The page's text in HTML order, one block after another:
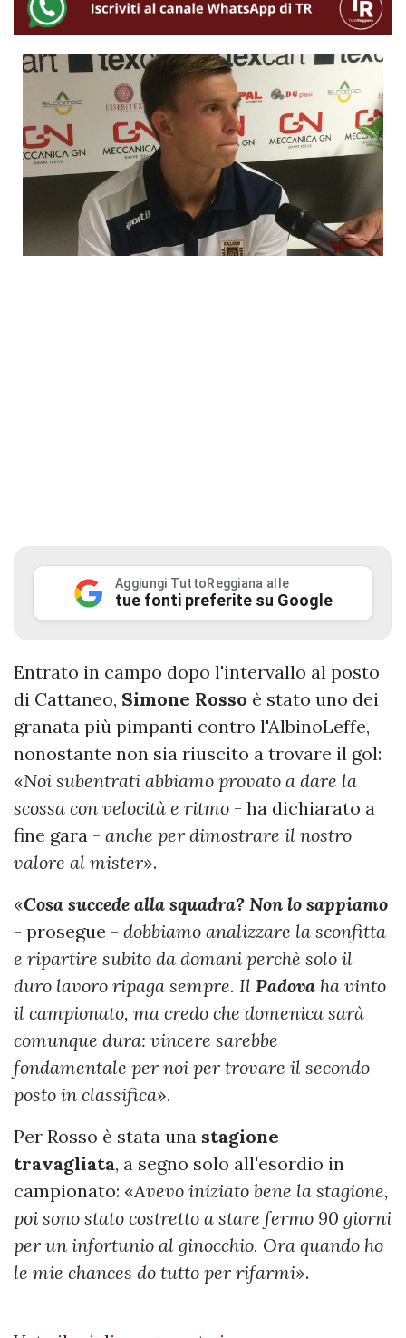
Aggiungi TuttoReggiana alle
tue fonti preferite su Google
Entrato in campo dopo l'intervallo al posto
di Cattaneo, Simone Rosso è stato uno dei
granata più pimpanti contro l'AlbinoLeffe,
nonostante non sia riuscito a trovare il gol:
«Noi subentrati abbiamo provato a dare la
scossa con velocità e ritmo - ha dichiarato a
fine gara - anche per dimostrare il nostro
valore al mister».
«Cosa succede alla squadra? Non lo sappiamo
- prosegue - dobbiamo analizzare la sconfitta
e ripartire subito da domani perchè solo il
duro lavoro ripaga sempre. Il Padova ha vinto
il campionato, ma credo che domenica sarà
comunque dura: vincere sarebbe
fondamentale per noi per trovare il secondo
posto in classifica».
Per Rosso è stata una stagione
travagliata, a segno solo all'esordio in
campionato: «Avevo iniziato bene la stagione,
poi sono stato costretto a stare fermo 90 giorni
per un infortunio al ginocchio. Ora quando ho
le mie chances do tutto per rifarmi».